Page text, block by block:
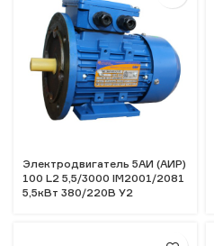
Электродвигатель 5АИ (АИР)
100 L2 5,5/3000 IM2001/2081
5,5кВт 380/220В У2